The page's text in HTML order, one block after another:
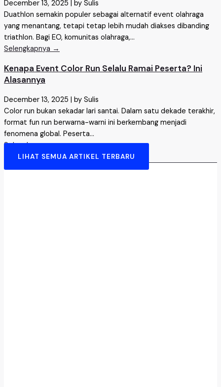
December 13, 2025
by Sulis
Duathlon semakin populer sebagai alternatif event olahraga
yang menantang, tetapi tetap lebih mudah diakses dibanding
triathlon. Bagi EO, komunitas olahraga,...
Selengkapnya →
Kenapa Event Color Run Selalu Ramai Peserta? Ini
Alasannya
December 13, 2025 | by Sulis
Color run bukan sekadar lari santai. Dalam satu dekade terakhir,
format fun run berwarna-warni ini berkembang menjadi
fenomena global. Peserta...
Selengkapnya →
LIHAT SEMUA ARTIKEL TERBARU